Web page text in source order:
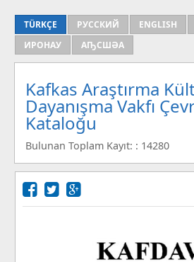
TÜRKÇE РУССКИЙ ENGLISH
ИРОНАУ
АҦСШӘА
Kafkas Araştırma
Dayanışma Vakfı
Kataloğu
Bulunan Toplam Kayıt: : 14280